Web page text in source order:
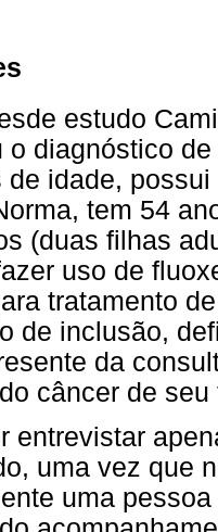
estudo
o diagnóstico
de idade,
tem 54
(duas filhas
uso de
tratamento
de inclusão,
da
câncer de seu
entrevistar
uma vez que
uma